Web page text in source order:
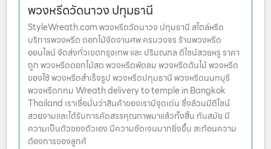
พวงหรีดวัดนาวง ปทุมธานี
StyleWreath.com พวงหรีดวัดนาวง ปทุมธานี สไตล์หรีด
บริการพวงหรีด ดอกไม้จัดงานศพ ครบวงจร ร้านพวงหรีด
ออนไลน์ จัดส่งทั่วเขตกรุงเทพ และ ปริมณฑล ดีไซน์สวยหรู ราคา
ถูก พวงหรีดดอกไม้สด พวงหรีดพัดลม พวงหรีดต้นไม้ พวงหรีด
ของใช้ พวงหรีดสำเร็จรูป พวงหรีดปทุมธานี พวงหรีดนนทบุรี
พวงหรีดกทม Wreath delivery to temple in Bangkok
Thailand เราเชื่อมั่นว่าสินค้าของเรามีจุดเด่น ซึ่งล้วนมีดีไซน์
สวยงามและได้รับการคัดสรรคุณภาพมาแล้วทั้งสิ้น ทันสมัย มี
ความเป็นตัวของตัวเอง มีความชัดเจนมากยิ่งขึ้น สะท้อนความ
ต้องการของลูกค้